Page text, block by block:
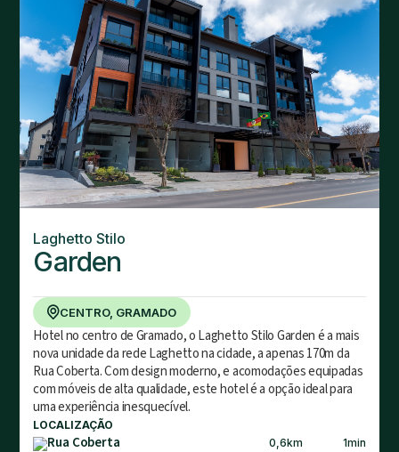
Laghetto Stilo
Garden
CENTRO, GRAMADO
Hotel no centro de Gramado, o Laghetto Stilo Garden é a mais
nova unidade da rede Laghetto na cidade, a apenas 170m da
Rua Coberta. Com design moderno, e acomodações equipadas
com móveis de alta qualidade, este hotel é a opção ideal para
uma experiência inesquecível.
LOCALIZAÇÃO
Rua Coberta 0,6km 1min